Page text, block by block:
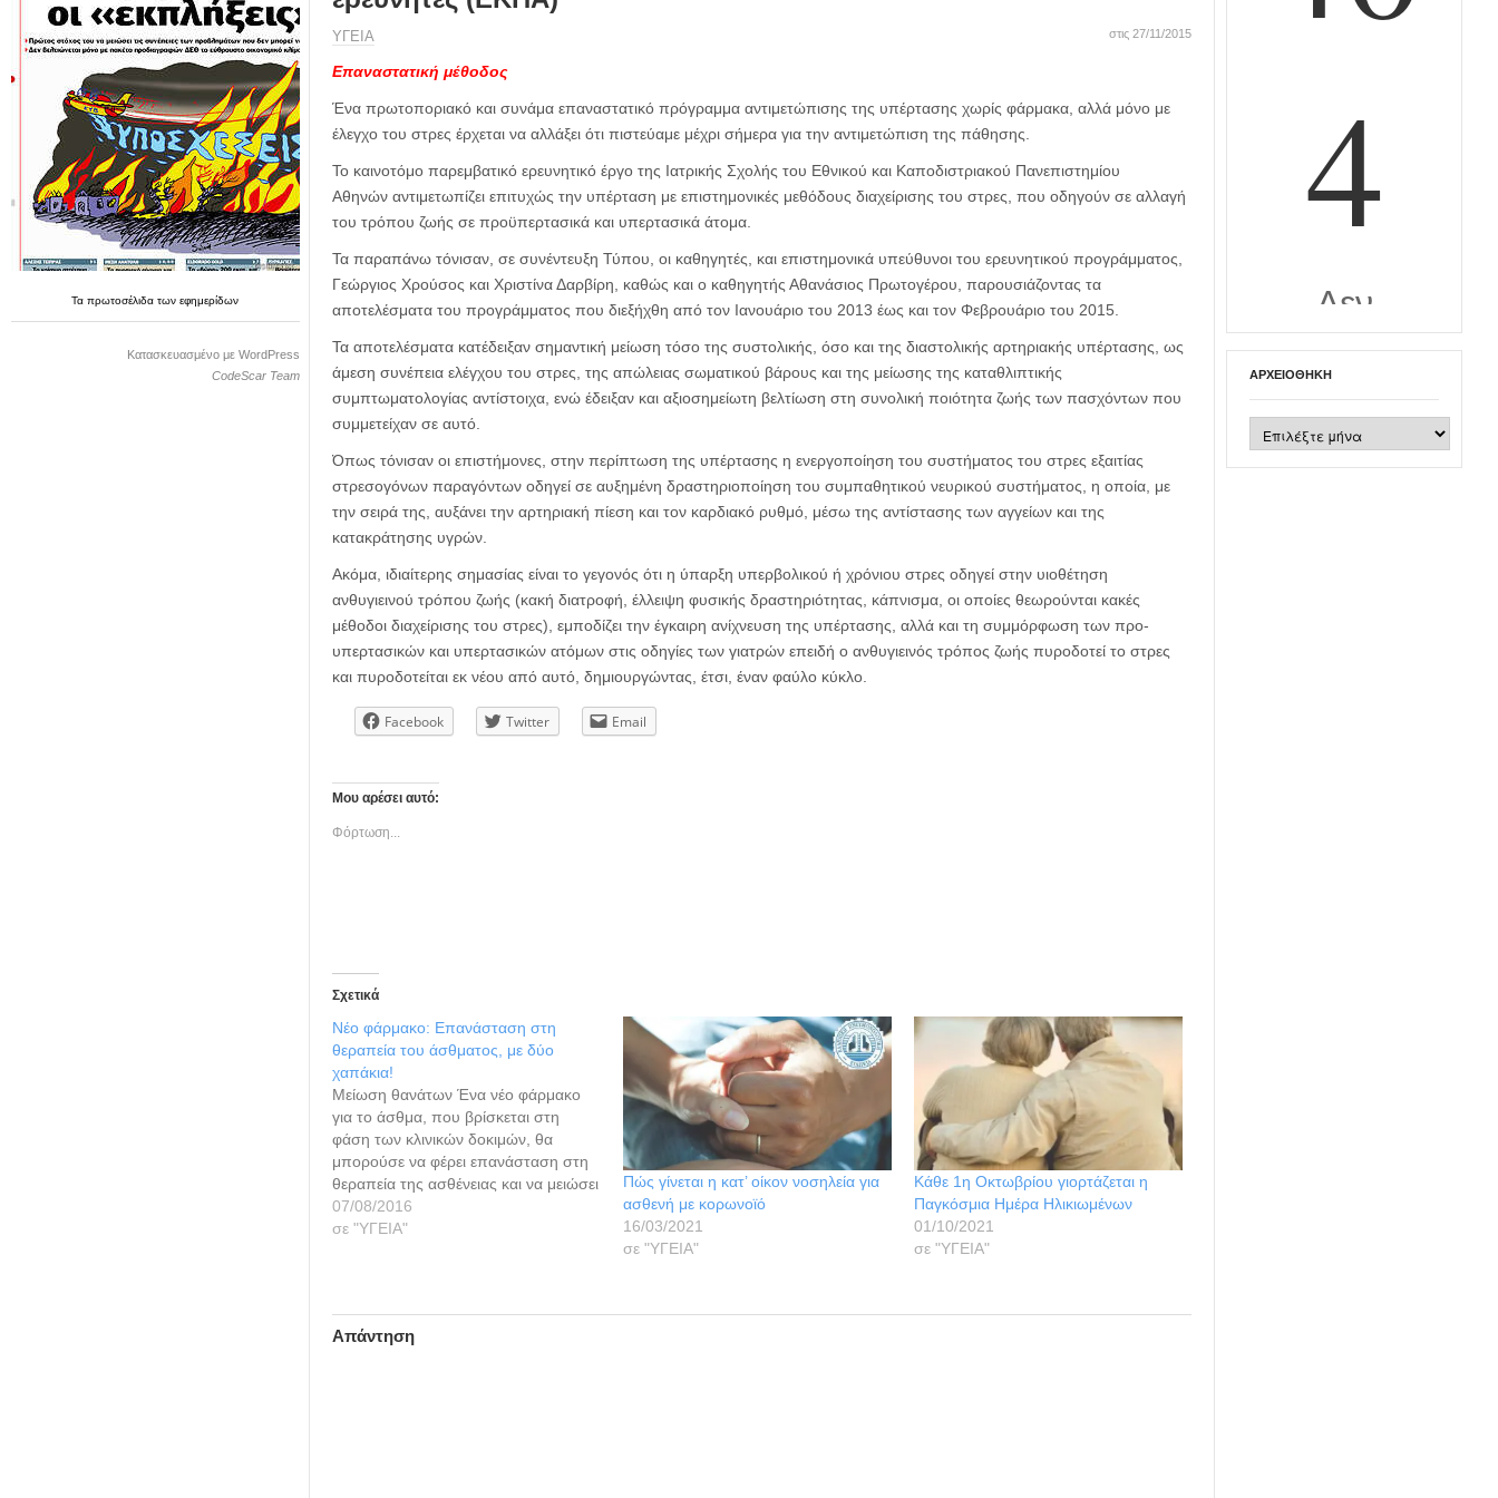
Ταπρωτοσέλιδατωνεφημερίδων
Κατασκευασμένο με WordPress
CodeScar Team
ΥΓΕΙΑ στις 27/11/2015
Επαναστατική μέθοδος
Ένα πρωτοποριακό και συνάμα επαναστατικό πρόγραμμα αντιμετώπισης της υπέρτασης χωρίς φάρμακα, αλλά μόνο με
έλεγχο του στρες έρχεται να αλλάξει ότι πιστεύαμε μέχρι σήμερα για την αντιμετώπιση της πάθησης.
Το καινοτόμο παρεμβατικό ερευνητικό έργο της Ιατρικής Σχολής του Εθνικού και Καποδιστριακού Πανεπιστημίου
Αθηνών αντιμετωπίζει επιτυχώς την υπέρταση με επιστημονικές μεθόδους διαχείρισης του στρες, που οδηγούν σε αλλαγή
του τρόπου ζωής σε προϋπερτασικά και υπερτασικά άτομα.
Τα παραπάνω τόνισαν, σε συνέντευξη Τύπου, οι καθηγητές, και επιστημονικά υπεύθυνοι του ερευνητικού προγράμματος,
Γεώργιος Χρούσος και Χριστίνα Δαρβίρη, καθώς και ο καθηγητής Αθανάσιος Πρωτογέρου, παρουσιάζοντας τα
αποτελέσματα του προγράμματος που διεξήχθη από τον Ιανουάριο του 2013 έως και τον Φεβρουάριο του 2015.
Τα αποτελέσματα κατέδειξαν σημαντική μείωση τόσο της συστολικής, όσο και της διαστολικής αρτηριακής υπέρτασης, ως
άμεση συνέπεια ελέγχου του στρες, της απώλειας σωματικού βάρους και της μείωσης της καταθλιπτικής
συμπτωματολογίας αντίστοιχα, ενώ έδειξαν και αξιοσημείωτη βελτίωση στη συνολική ποιότητα ζωής των πασχόντων που
συμμετείχαν σε αυτό.
Όπως τόνισαν οι επιστήμονες, στην περίπτωση της υπέρτασης η ενεργοποίηση του συστήματος του στρες εξαιτίας
στρεσογόνων παραγόντων οδηγεί σε αυξημένη δραστηριοποίηση του συμπαθητικού νευρικού συστήματος, η οποία, με
την σειρά της, αυξάνει την αρτηριακή πίεση και τον καρδιακό ρυθμό, μέσω της αντίστασης των αγγείων και της
κατακράτησης υγρών.
Ακόμα, ιδιαίτερης σημασίας είναι το γεγονός ότι η ύπαρξη υπερβολικού ή χρόνιου στρες οδηγεί στην υιοθέτηση
ανθυγιεινού τρόπου ζωής (κακή διατροφή, έλλειψη φυσικής δραστηριότητας, κάπνισμα, οι οποίες θεωρούνται κακές
μέθοδοι διαχείρισης του στρες), εμποδίζει την έγκαιρη ανίχνευση της υπέρτασης, αλλά και τη συμμόρφωση των προ-
υπερτασικών και υπερτασικών ατόμων στις οδηγίες των γιατρών επειδή ο ανθυγιεινός τρόπος ζωής πυροδοτεί το στρες
και πυροδοτείται εκ νέου από αυτό, δημιουργώντας, έτσι, έναν φαύλο κύκλο.
Facebook Twitter Email
Μου αρέσει αυτό:
Φόρτωση...
Σχετικά
Νέο φάρμακο: Επανάσταση στη
θεραπεία του άσθματος, με δύο
χαπάκια!
Μείωση θανάτων Ένα νέο φάρμακο
για το άσθμα, που βρίσκεται στη
φάση των κλινικών δοκιμών, θα
μπορούσε να φέρει επανάσταση στη
θεραπεία της ασθένειας και να μειώσει
τον αριθμό των θανάτων, υποστηρίζει
η έγκυρη βρετανική εφημερίδα
όσοι…
07/08/2016
σε "ΥΓΕΙΑ"
Πώς γίνεται η κατ’ οίκον νοσηλεία για
ασθενή με κορωνοϊό
16/03/2021
σε "ΥΓΕΙΑ"
Κάθε 1η Οκτωβρίου γιορτάζεται η
Παγκόσμια Ημέρα Ηλικιωμένων
01/10/2021
σε "ΥΓΕΙΑ"
Απάντηση
ΑΡΧΕΙΟΘΉΚΗ